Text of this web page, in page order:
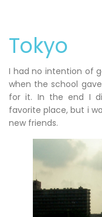
Tokyo
I had no intention of
when the school
for it. In the end I
favorite place, but i
new friends.